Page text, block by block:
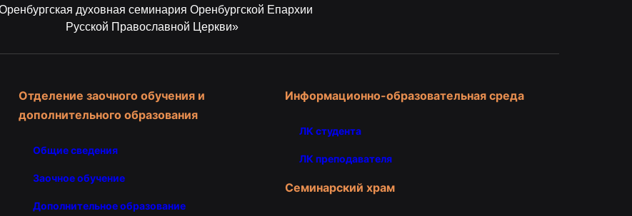
духовная семинария Оренбургской Епархии
Русской Православной Церкви»
Отделение заочного обучения и
дополнительного образования
Общие сведения
Заочное обучение
Дополнительное образование
Информационно-образовательная среда
ЛК студента
ЛК преподавателя
Семинарский храм